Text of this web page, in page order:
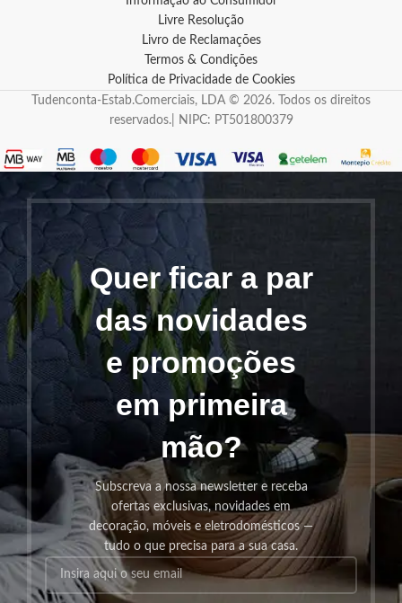
Livre Resolução
Livro de Reclamações
Termos & Condições
Política de Privacidade de Cookies
Tudenconta-Estab.Comerciais, LDA © 2026. Todos os direitos
reservados.| NIPC: PT501800379
Quer ficar a par
das novidades
e promoções
em primeira
mão?
Subscreva a nossa newsletter e receba
ofertas exclusivas, novidades em
decoração, móveis e eletrodomésticos —
tudo o que precisa para a sua casa.